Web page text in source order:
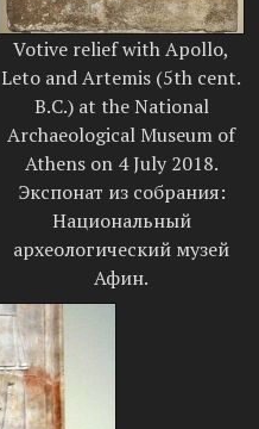
Votive relief with Apollo,
Leto and Artemis (5th cent.
B.C.) at the National
Archaeological Museum of
Athens on 4 July 2018.
Экспонат из собрания:
Национальный
археологический музей
Афин.